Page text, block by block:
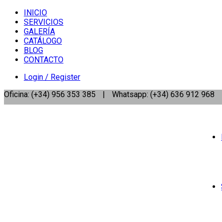
INICIO
SERVICIOS
GALERÍA
CATÁLOGO
BLOG
CONTACTO
Login / Register
Oficina: (+34) 956 353 385
| Whatsapp: (+34) 636 912 968